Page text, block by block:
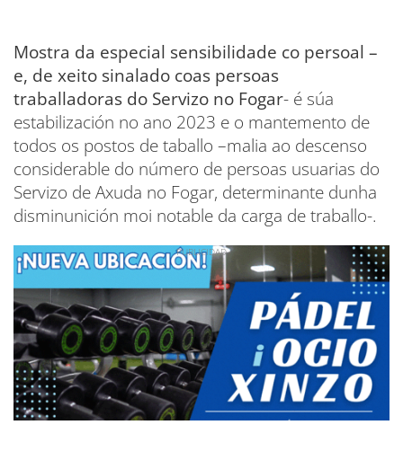
Mostra da especial sensibilidade co persoal –
e, de xeito sinalado coas persoas
traballadoras do Servizo no Fogar- é súa
estabilización no ano 2023 e o mantemento de
todos os postos de taballo –malia ao descenso
considerable do número de persoas usuarias do
Servizo de Axuda no Fogar, determinante dunha
disminunición moi notable da carga de traballo-.